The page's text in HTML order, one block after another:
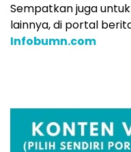
Sempatkan juga
lainnya, di portal
Infobumn.com